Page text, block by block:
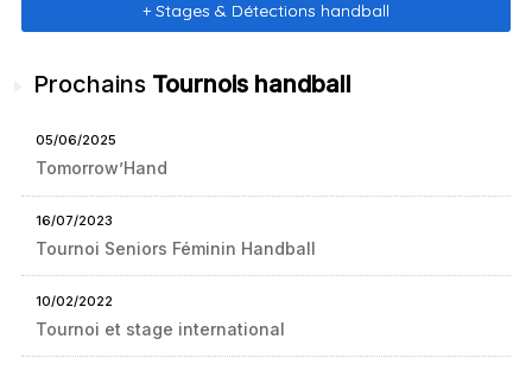
+ Stages & Détections handball
Prochains Tournois handball
05/06/2025
Tomorrow’Hand
16/07/2023
Tournoi Seniors Féminin Handball
10/02/2022
Tournoi et stage international